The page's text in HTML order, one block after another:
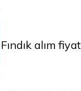
Fındık alım